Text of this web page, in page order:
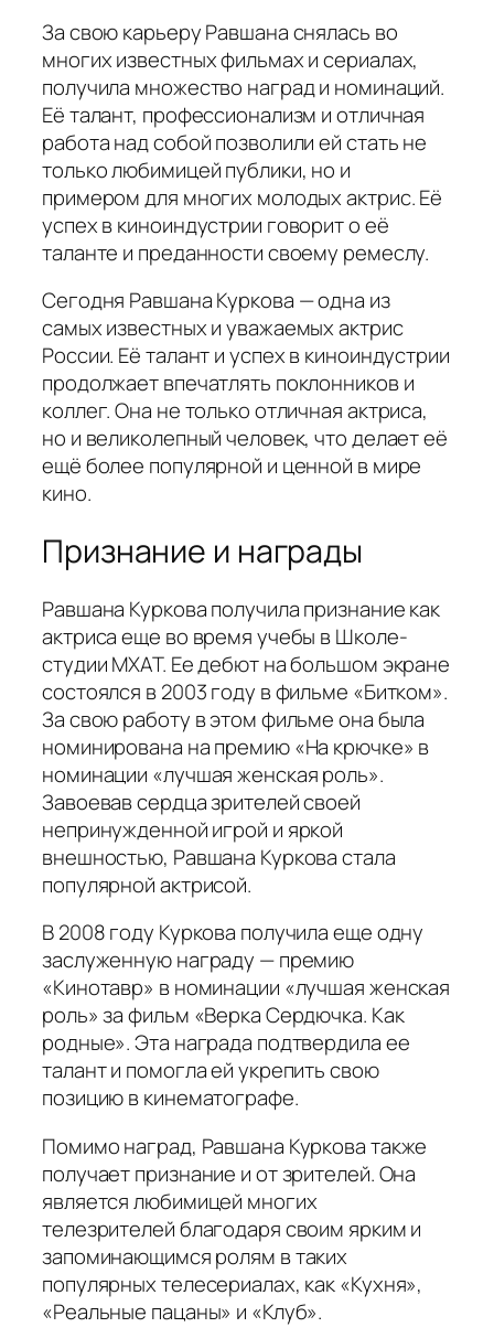
За свою карьеру Равшана снялась во
многих известных фильмах и сериалах,
получила множество наград и номинаций.
Её талант, профессионализм и отличная
работа над собой позволили ей стать не
только любимицей публики, но и
примером для многих молодых актрис. Её
успех в киноиндустрии говорит о её
таланте и преданности своему ремеслу.
Сегодня Равшана Куркова — одна из
самых известных и уважаемых актрис
России. Её талант и успех в киноиндустрии
продолжает впечатлять поклонников и
коллег. Она не только отличная актриса,
но и великолепный человек, что делает её
ещё более популярной и ценной в мире
кино.
Признание и награды
Равшана Куркова получила признание как
актриса еще во время учебы в Школе-
студии МХАТ. Ее дебют на большом экране
состоялся в 2003 году в фильме «Битком».
За свою работу в этом фильме она была
номинирована на премию «На крючке» в
номинации «лучшая женская роль».
Завоевав сердца зрителей своей
непринужденной игрой и яркой
внешностью, Равшана Куркова стала
популярной актрисой.
В 2008 году Куркова получила еще одну
заслуженную награду — премию
«Кинотавр» в номинации «лучшая женская
роль» за фильм «Верка Сердючка. Как
родные». Эта награда подтвердила ее
талант и помогла ей укрепить свою
позицию в кинематографе.
Помимо наград, Равшана Куркова также
получает признание и от зрителей. Она
является любимицей многих
телезрителей благодаря своим ярким и
запоминающимся ролям в таких
популярных телесериалах, как «Кухня»,
«Реальные пацаны» и «Клуб».